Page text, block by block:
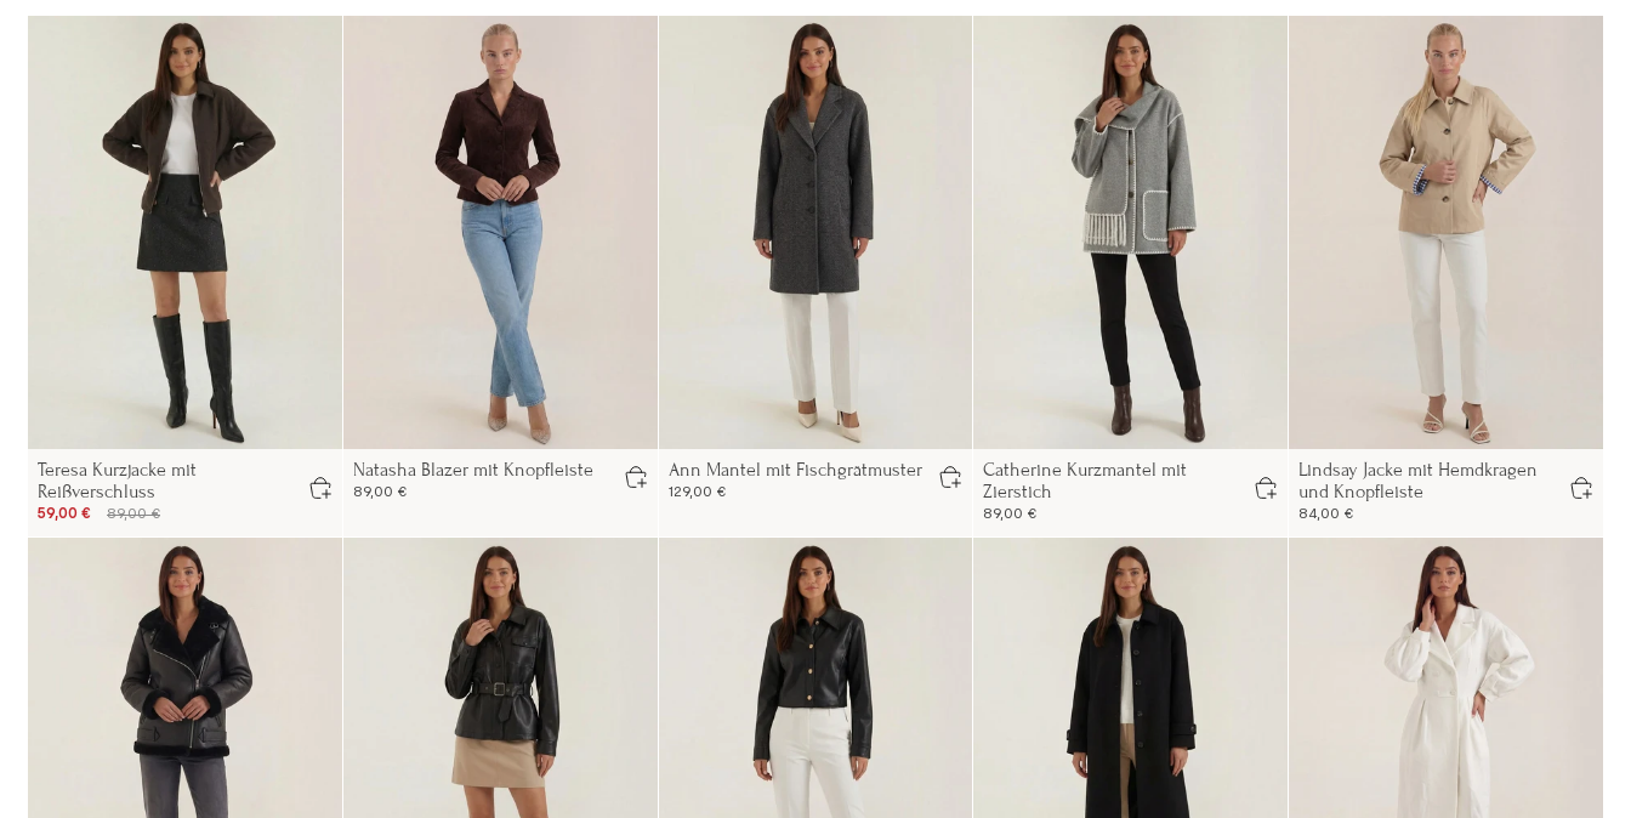
Teresa Kurzjacke mit
Reißverschluss
59,00 € 89,00 €
Natasha Blazer mit Knopfleiste
89,00 €
Ann Mantel mit Fischgrätmuster
129,00 €
Catherine Kurzmantel mit
Zierstich
89,00 €
Lindsay Jacke mit Hemdkragen
und Knopfleiste
84,00 €